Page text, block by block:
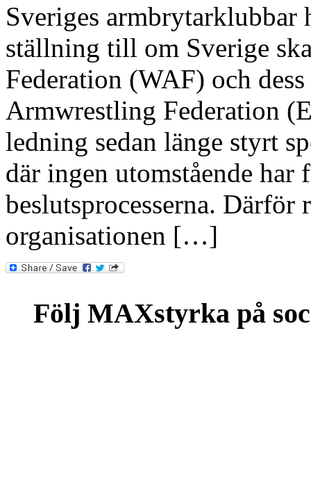
Sveriges armbrytarklubbar
ställning till om Sverige
Federation (WAF) och
Armwrestling Federation
ledning sedan länge styrt
där ingen utomstående har
beslutsprocesserna. Därför
organisationen […]
Följ MAXstyrka på